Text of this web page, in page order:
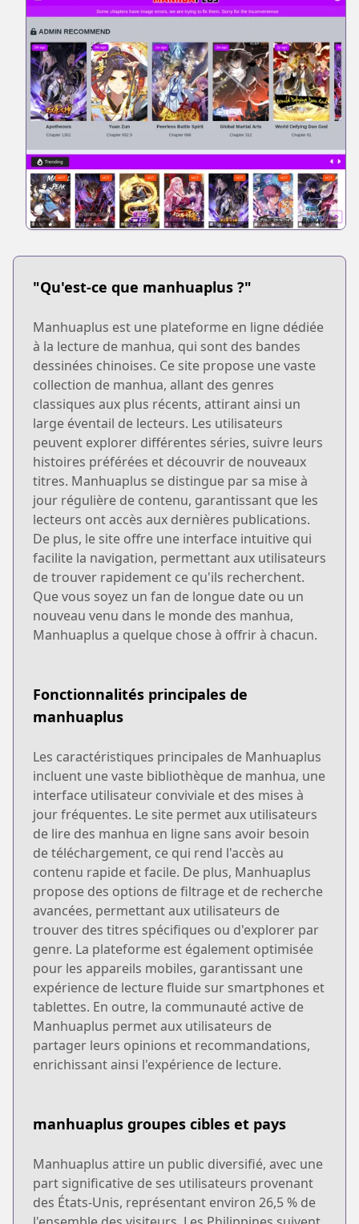
"Qu'est-ce que manhuaplus ?"
Manhuaplus est une plateforme en ligne dédiée
à la lecture de manhua, qui sont des bandes
dessinées chinoises. Ce site propose une vaste
collection de manhua, allant des genres
classiques aux plus récents, attirant ainsi un
large éventail de lecteurs. Les utilisateurs
peuvent explorer différentes séries, suivre leurs
histoires préférées et découvrir de nouveaux
titres. Manhuaplus se distingue par sa mise à
jour régulière de contenu, garantissant que les
lecteurs ont accès aux dernières publications.
De plus, le site offre une interface intuitive qui
facilite la navigation, permettant aux utilisateurs
de trouver rapidement ce qu'ils recherchent.
Que vous soyez un fan de longue date ou un
nouveau venu dans le monde des manhua,
Manhuaplus a quelque chose à offrir à chacun.
Fonctionnalités principales de
manhuaplus
Les caractéristiques principales de Manhuaplus
incluent une vaste bibliothèque de manhua, une
interface utilisateur conviviale et des mises à
jour fréquentes. Le site permet aux utilisateurs
de lire des manhua en ligne sans avoir besoin
de téléchargement, ce qui rend l'accès au
contenu rapide et facile. De plus, Manhuaplus
propose des options de filtrage et de recherche
avancées, permettant aux utilisateurs de
trouver des titres spécifiques ou d'explorer par
genre. La plateforme est également optimisée
pour les appareils mobiles, garantissant une
expérience de lecture fluide sur smartphones et
tablettes. En outre, la communauté active de
Manhuaplus permet aux utilisateurs de
partager leurs opinions et recommandations,
enrichissant ainsi l'expérience de lecture.
manhuaplus groupes cibles et pays
Manhuaplus attire un public diversifié, avec une
part significative de ses utilisateurs provenant
des États-Unis, représentant environ 26,5 % de